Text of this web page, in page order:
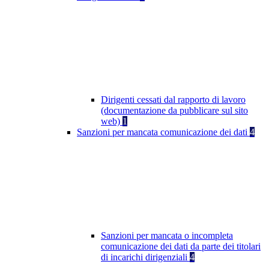
Dirigenti cessati dal rapporto di lavoro
(documentazione da pubblicare sul sito
web) 1
Sanzioni per mancata comunicazione dei dati 4
Sanzioni per mancata o incompleta
comunicazione dei dati da parte dei titolari
di incarichi dirigenziali 4